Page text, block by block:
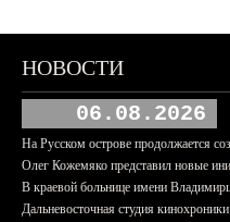
НОВОСТИ
06.08.2026
На Русском острове продолжается
Олег Кожемяко представил новые
В краевой больнице имени
Дальневосточная студия